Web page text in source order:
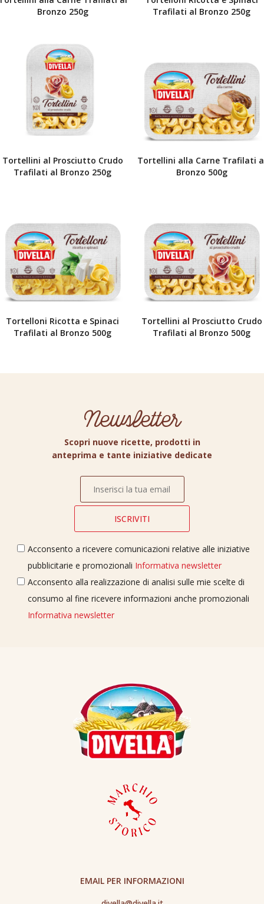
Bronzo 250g
Trafilati al Bronzo 250g
Tortellini al Prosciutto Crudo
Trafilati al Bronzo 250g
Tortellini alla Carne Trafilati
Bronzo 500g
Tortelloni Ricotta e Spinaci
Trafilati al Bronzo 500g
Tortellini al Prosciutto Crudo
Trafilati al Bronzo 500g
Newsletter
Scopri nuove ricette, prodotti in
anteprima e tante iniziative dedicate
Acconsento a ricevere comunicazioni relative alle iniziative
pubblicitarie e promozionali Informativa newsletter
Acconsento alla realizzazione di analisi sulle mie scelte di
consumo al fine ricevere informazioni anche promozionali
Informativa newsletter
EMAIL PER INFORMAZIONI